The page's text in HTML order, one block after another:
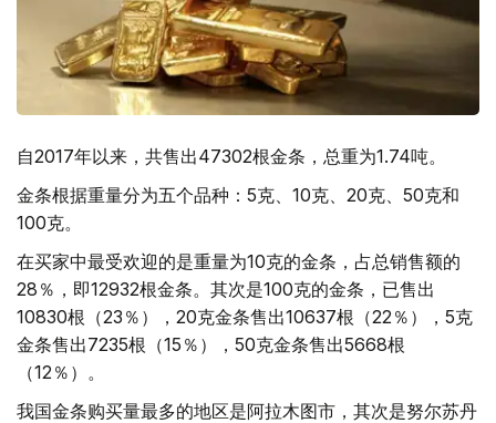
自2017年以来，共售出47302根金条，总重为1.74吨。
金条根据重量分为五个品种：5克、10克、20克、50克和
100克。
在买家中最受欢迎的是重量为10克的金条，占总销售额的
28％，即12932根金条。其次是100克的金条，已售出
10830根（23％），20克金条售出10637根（22％），5克
金条售出7235根（15％），50克金条售出5668根
（12％）。
我国金条购买量最多的地区是阿拉木图市，其次是努尔苏丹